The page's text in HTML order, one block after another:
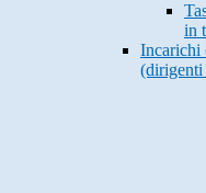
in
Incarichi
(dirigenti